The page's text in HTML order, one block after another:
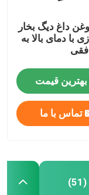
داغ دیگ بخار
با دمای بالا به
بهترین قیمت
تماس با ما
(51)